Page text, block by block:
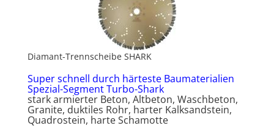
Diamant-Trennscheibe SHARK
Super schnell durch härteste Baumaterialien
Spezial-Segment Turbo-Shark
stark armierter Beton, Altbeton, Waschbeton,
Granite, duktiles Rohr, harter Kalksandstein,
Quadrostein, harte Schamotte